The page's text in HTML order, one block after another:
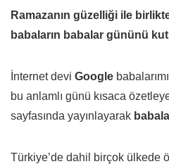
Ramazanın güzelliği ile
babaların babalar gününü
İnternet devi Google
bu anlamlı günü kısaca
sayfasında yayınlayarak
Türkiye’de dahil birçok ülkede